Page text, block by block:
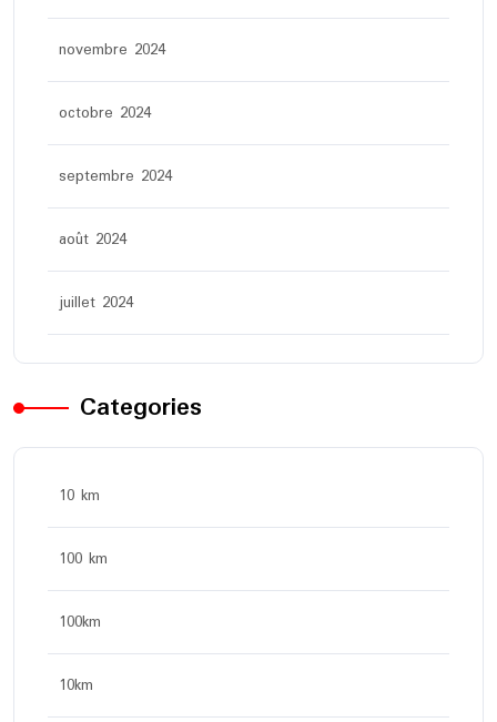
novembre 2024
octobre 2024
septembre 2024
août 2024
juillet 2024
Categories
10 km
100 km
100km
10km